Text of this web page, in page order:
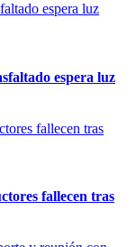
espera luz
fallecen tras